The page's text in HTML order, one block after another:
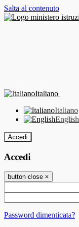
Salta al contenuto
Italiano
Italiano
English
Accedi
Accedi
button close ×
Password dimenticata?